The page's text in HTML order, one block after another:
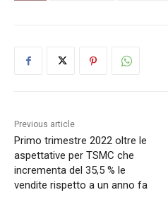
Previous article
Primo trimestre 2022 oltre le
aspettative per TSMC che
incrementa del 35,5 % le
vendite rispetto a un anno fa